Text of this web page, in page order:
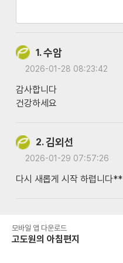
1.수암
2026-01-28 08:23:42
감사합니다
건강하세요
2.김외선
2026-01-29 07:57:26
다시 새롭게 시작 하렵니다**
모바일 앱 다운로드
고도원의 아침편지